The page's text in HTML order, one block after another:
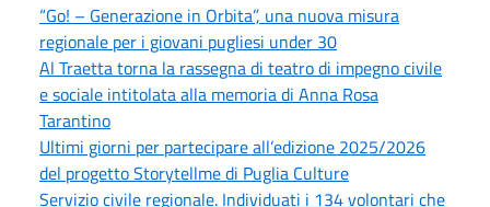
“Go! – Generazione in Orbita”, una nuova misura
regionale per i giovani pugliesi under 30
Al Traetta torna la rassegna di teatro di impegno civile
e sociale intitolata alla memoria di Anna Rosa
Tarantino
Ultimi giorni per partecipare all’edizione 2025/2026
del progetto Storytellme di Puglia Culture
Servizio civile regionale. Individuati i 134 volontari che